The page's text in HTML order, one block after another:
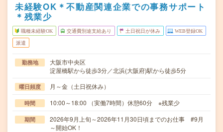
未経験OK＊不動産関連企業での事務サポート
＊残業少
職種未経験OK 交通費別途支給あり 土日祝日が休み WEB登録OK
派遣
勤務地
大阪市中央区
淀屋橋駅から徒歩3分／北浜(大阪府)駅から徒歩5分
曜日頻度 月～金（土日祝休み）
時間 10:00～18:00 （実働7時間）休憩60分 ※残業少
期間
2026年9月上旬～2026年11月30日頃までのお仕事 #9月
～開始OK！